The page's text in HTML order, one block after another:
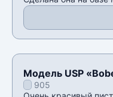
Модель USP
905